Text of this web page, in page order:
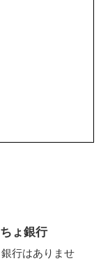
ょ銀行
行はありませ